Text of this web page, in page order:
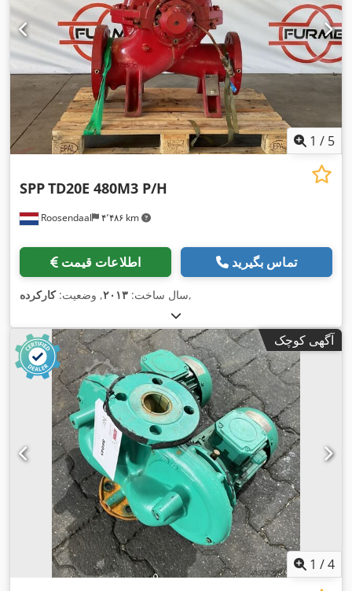
1 / 5
Roosendaal ۴٬۴۸۶ km
SPPTD20E 480M3 P/H
اطلاعات قیمت تماس بگیرید
سال ساخت: ۲۰۱۳, وضعیت:کارکرده ,
آگهی کوچک
1 /4